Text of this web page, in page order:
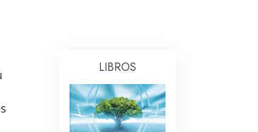
La Integridad y la Honestidad
La Escala Tonal Emocional
LIBROS